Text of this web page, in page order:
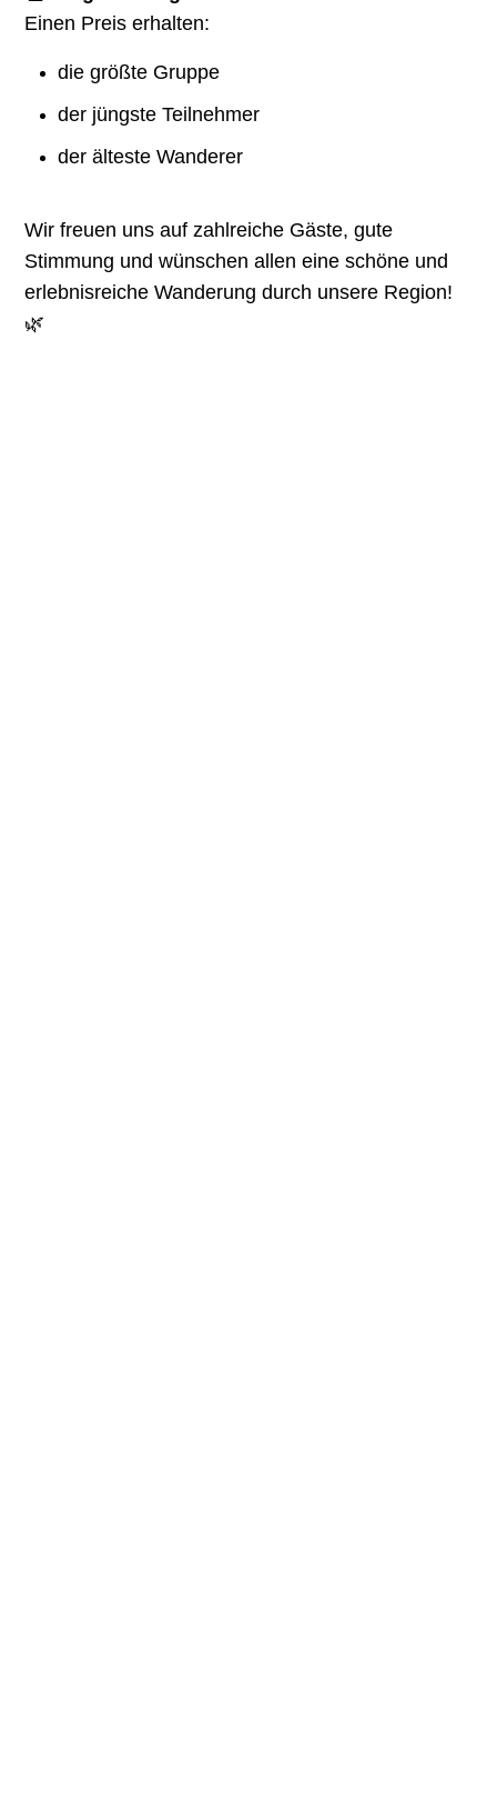
Einen Preis erhalten:
die größte Gruppe
der jüngste Teilnehmer
der älteste Wanderer
Wir freuen uns auf zahlreiche Gäste, gute
Stimmung und wünschen allen eine schöne und
erlebnisreiche Wanderung durch unsere Region!
🌿